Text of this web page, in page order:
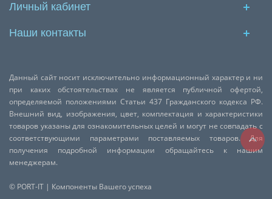
Личный кабинет
Наши контакты
Данный сайт носит исключительно информационный характер и ни
при каких обстоятельствах не является публичной офертой,
определяемой положениями Статьи 437 Гражданского кодекса РФ.
Внешний вид, изображения, цвет, комплектация и характеристики
товаров указаны для ознакомительных целей и могут не совпадать с
соответствующими параметрами поставляемых товаров. Для
получения подробной информации обращайтесь к нашим
менеджерам.
© PORT-IT | Компоненты Вашего успеха